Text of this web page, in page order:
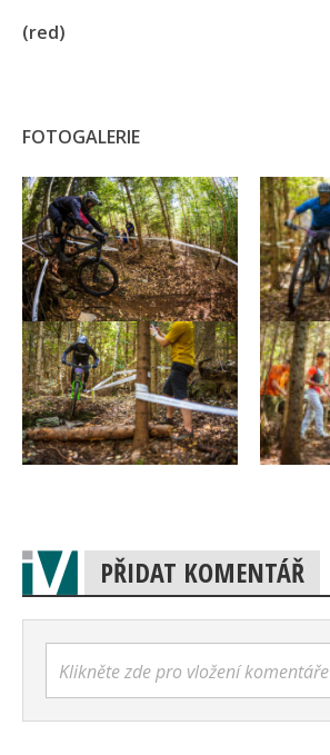
(red)
FOTOGALERIE
PŘIDAT KOMENTÁŘ
Klikněte zde pro vložení komentáře